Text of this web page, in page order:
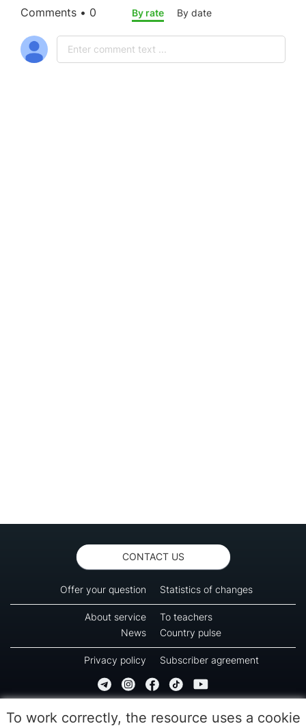
Comments • 0 By rate By date
CONTACT US
Offer your question Statistics of changes
About service
To teachers
News
Country pulse
Privacy policy Subscriber agreement
All rights reserved. No part of information from this page can be copied, reprinted or
To work correctly, the resource uses a cookie